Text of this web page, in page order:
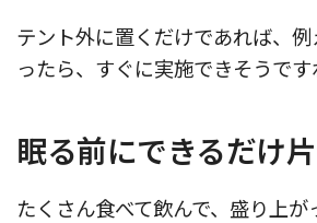
テント外に置くだけであれば、
ったら、すぐに実施できそうです
眠る前にできるだけ
たくさん食べて飲んで、盛り上が